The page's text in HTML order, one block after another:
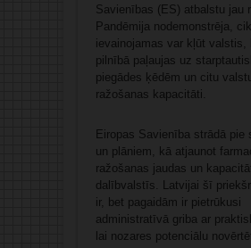
Savienības (ES) atbalstu jau
Pandēmija nodemonstrēja, cik
ievainojamas var kļūt valstis,
pilnībā paļaujas uz
piegādes ķēdēm un citu
ražošanas kapacitāti.
Eiropas Savienība strādā pie
un plāniem, kā atjaunot
ražošanas jaudas un
dalībvalstīs. Latvijai šī
ir, bet pagaidām ir pietrūkusi
administratīvā griba ar
lai nozares potenciālu